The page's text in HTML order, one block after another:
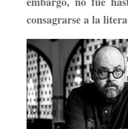
consagrarse a la